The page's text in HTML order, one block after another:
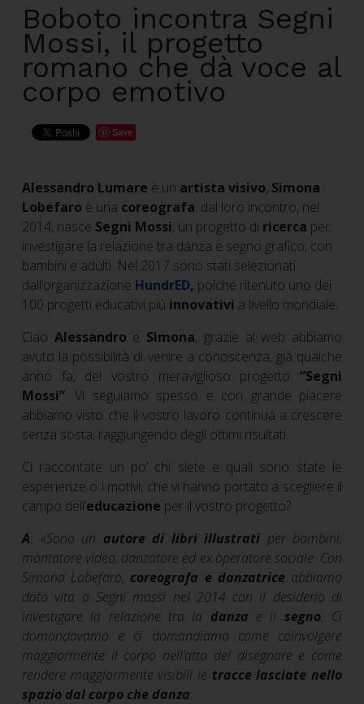
Boboto incontra Segni
Mossi, il progetto
romano che dà voce al
corpo emotivo
Save
Alessandro Lumare è un artista visivo, Simona
Lobefaro è una coreografa: dal loro incontro, nel
2014, nasce Segni Mossi, un progetto di ricerca per
investigare la relazione tra danza e segno grafico, con
bambini e adulti. Nel 2017 sono stati selezionati
dall’organizzazione HundrED, poiché ritenuto uno dei
100 progetti educativi più innovativi a livello mondiale.
Ciao Alessandro e Simona, grazie al web abbiamo
avuto la possibilità di venire a conoscenza, già qualche
anno fa, del vostro meraviglioso progetto “Segni
Mossi”. Vi seguiamo spesso e con grande piacere
abbiamo visto che il vostro lavoro continua a crescere
senza sosta, raggiungendo degli ottimi risultati.
Ci raccontate un po’ chi siete e quali sono state le
esperienze o i motivi, che vi hanno portato a scegliere il
campo dell’educazione per il vostro progetto?
A: «Sono un autore di libri illustrati per bambini,
montatore video, danzatore ed ex operatore sociale. Con
Simona Lobefaro, coreografa e danzatrice abbiamo
dato vita a Segni mossi nel 2014 con il desiderio di
investigare la relazione tra la danza e il segno. Ci
domandavamo e ci domandiamo come coinvolgere
maggiormente il corpo nell’atto del disegnare e come
rendere maggiormente visibili le tracce lasciate nello
spazio dal corpo che danza.